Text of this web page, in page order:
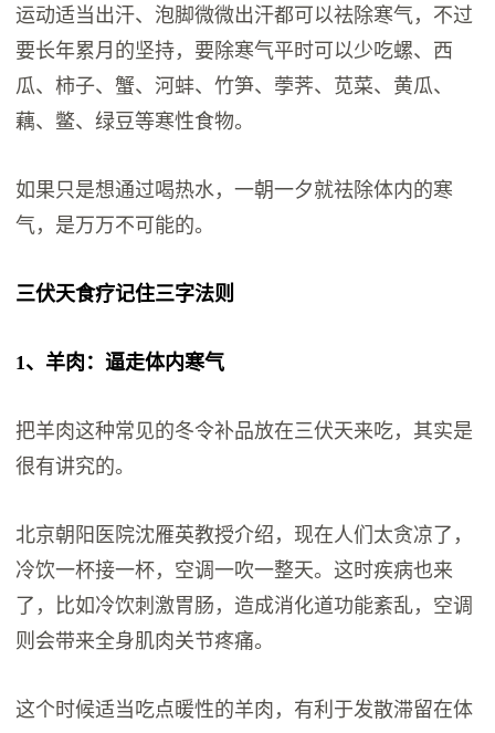
运动适当出汗、泡脚微微出汗都可以祛除寒气，不过
要长年累月的坚持，要除寒气平时可以少吃螺、西
瓜、柿子、蟹、河蚌、竹笋、荸荠、苋菜、黄瓜、
藕、鳖、绿豆等寒性食物。
如果只是想通过喝热水，一朝一夕就祛除体内的寒
气，是万万不可能的。
三伏天食疗记住三字法则
1、羊肉：逼走体内寒气
把羊肉这种常见的冬令补品放在三伏天来吃，其实是
很有讲究的。
北京朝阳医院沈雁英教授介绍，现在人们太贪凉了，
冷饮一杯接一杯，空调一吹一整天。这时疾病也来
了，比如冷饮刺激胃肠，造成消化道功能紊乱，空调
则会带来全身肌肉关节疼痛。
这个时候适当吃点暖性的羊肉，有利于发散滞留在体